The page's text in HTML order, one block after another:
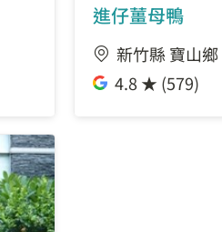
進仔薑母鴨
新竹縣 寶山鄉
4.8 ★ (579)